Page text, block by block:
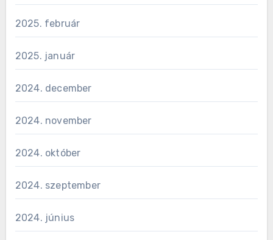
2025. február
2025. január
2024. december
2024. november
2024. október
2024. szeptember
2024. június